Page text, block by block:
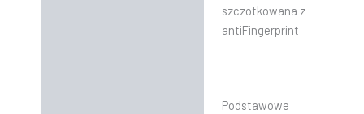
szczotkowana z
antiFingerprint
Podstawowe